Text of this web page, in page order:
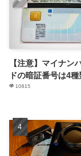
【注意】マイナン
ドの暗証番号は4
10815